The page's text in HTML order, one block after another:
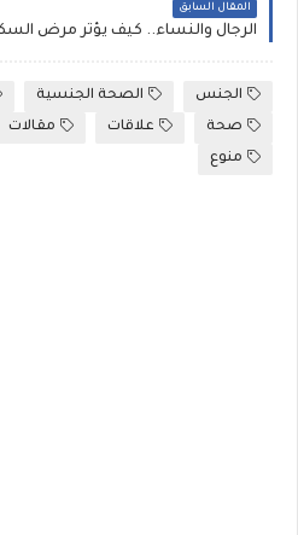
المقال السابق
الرجال والنساء.. كيف يؤثر مرض
الجنس الصحة الجنسية
صحة
علاقات مقالات
منوع